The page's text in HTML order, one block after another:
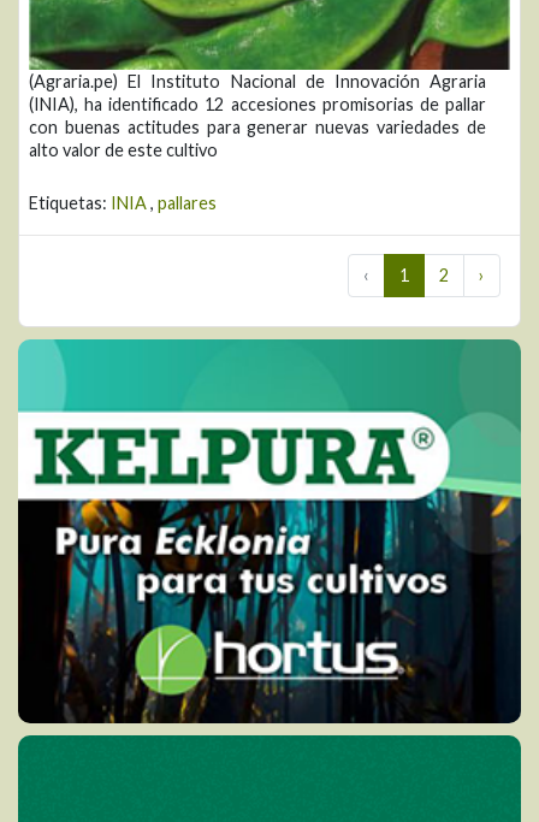
(Agraria.pe) El Instituto Nacional de Innovación Agraria
(INIA), ha identificado 12 accesiones promisorias de pallar
con buenas actitudes para generar nuevas variedades de
alto valor de este cultivo
Etiquetas: INIA, pallares
‹ 1 2 ›